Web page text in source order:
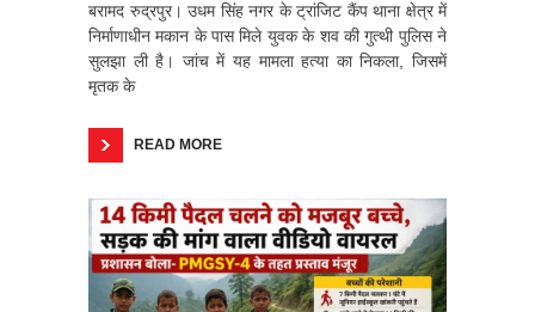
बरामद रुद्रपुर। उधम सिंह नगर के ट्रांजिट कैंप थाना क्षेत्र में
निर्माणाधीन मकान के पास मिले युवक के शव की गुत्थी पुलिस ने
सुलझा ली है। जांच में यह मामला हत्या का निकला, जिसमें
मृतक के
READ MORE